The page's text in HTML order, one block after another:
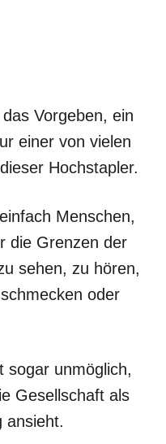
Vorgeben, ein
einer von vielen
Hochstapler.
Menschen,
die Grenzen der
sehen, zu hören,
oder
sogar unmöglich,
Gesellschaft als
ansieht.